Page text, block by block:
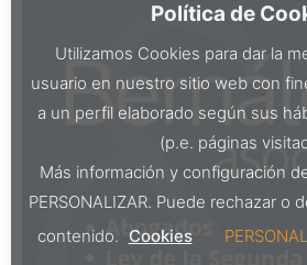
Política de
Utilizamos Cookies para dar la
usuario en nuestro sitio web con
a un perfil elaborado según sus
(p.e. páginas
Más información y configuración
PERSONALIZAR. Puede rechazar o
contenido. Cookies